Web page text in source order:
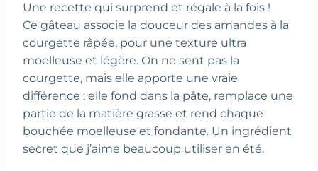
Une recette qui surprend et régale à la fois !
Ce gâteau associe la douceur des amandes à la
courgette râpée, pour une texture ultra
moelleuse et légère. On ne sent pas la
courgette, mais elle apporte une vraie
différence : elle fond dans la pâte, remplace une
partie de la matière grasse et rend chaque
bouchée moelleuse et fondante. Un ingrédient
secret que j’aime beaucoup utiliser en été.